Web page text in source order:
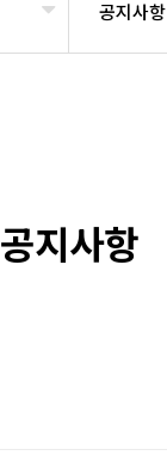
공지사항
공지사항